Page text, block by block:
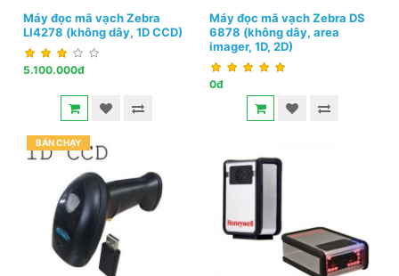
Máy đọc mã vạch Zebra
LI4278 (không dây, 1D CCD)
5.100.000đ
Máy đọc mã vạch Zebra DS
6878 (không dây, area
imager, 1D, 2D)
0đ
BÁN CHẠY